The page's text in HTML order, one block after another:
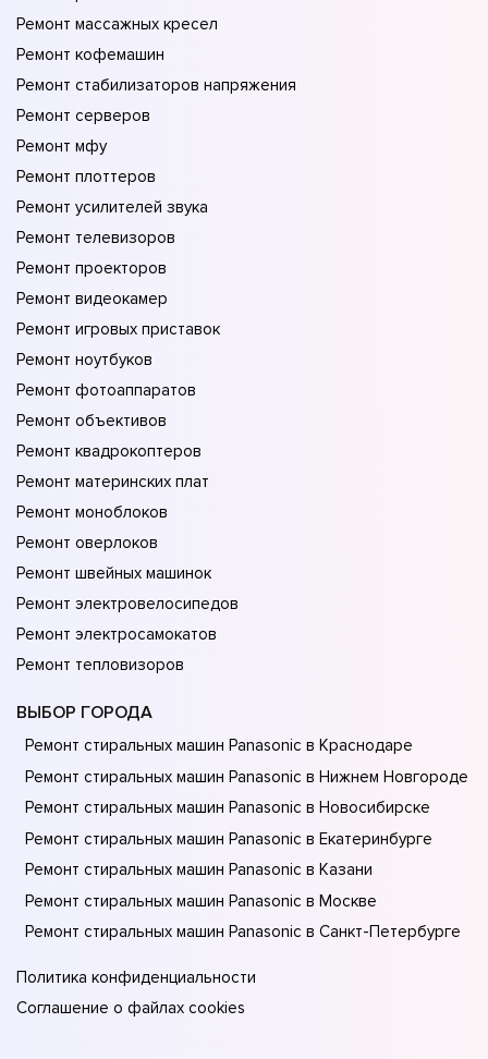
Ремонт массажных кресел
Ремонт кофемашин
Ремонт стабилизаторов напряжения
Ремонт серверов
Ремонт мфу
Ремонт плоттеров
Ремонт усилителей звука
Ремонт телевизоров
Ремонт проекторов
Ремонт видеокамер
Ремонт игровых приставок
Ремонт ноутбуков
Ремонт фотоаппаратов
Ремонт объективов
Ремонт квадрокоптеров
Ремонт материнских плат
Ремонт моноблоков
Ремонт оверлоков
Ремонт швейных машинок
Ремонт электровелосипедов
Ремонт электросамокатов
Ремонт тепловизоров
ВЫБОР ГОРОДА
Ремонт стиральных машин Panasonic в Краснодаре
Ремонт стиральных машин Panasonic в Нижнем Новгороде
Ремонт стиральных машин Panasonic в Новосибирске
Ремонт стиральных машин Panasonic в Екатеринбурге
Ремонт стиральных машин Panasonic в Казани
Ремонт стиральных машин Panasonic в Москве
Ремонт стиральных машин Panasonic в Санкт-Петербурге
Политика конфиденциальности
Соглашение о файлах cookies